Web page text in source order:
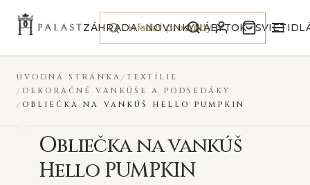
Preskočiť na obsah
ZÁHRADA NOVINKYNÁBYTOK
ÚVODNÁ STRÁNKA
TEXTÍLIE
DEKORAČNÉ VANKÚŠE A PODSEDÁKY
OBLIEČKA NA VANKÚŠ HELLO PUMPKIN
Obliečka na vankúš
Hello PUMPKIN